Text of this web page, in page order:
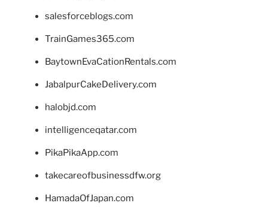
salesforceblogs.com
TrainGames365.com
BaytownEvaCationRentals.com
JabalpurCakeDelivery.com
halobjd.com
intelligenceqatar.com
PikaPikaApp.com
takecareofbusinessdfw.org
HamadaOfJapan.com